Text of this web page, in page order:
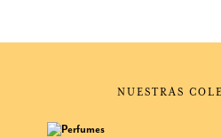
NUESTRAS